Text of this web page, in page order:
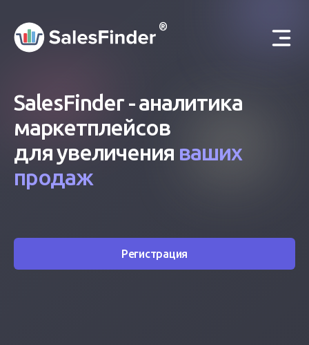
®
SalesFinder - аналитика
маркетплейсов
для увеличения ваших
продаж
Регистрация